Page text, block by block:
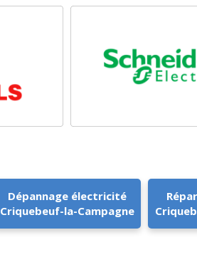
Dépannage électricité
Criquebeuf-la-Campagne